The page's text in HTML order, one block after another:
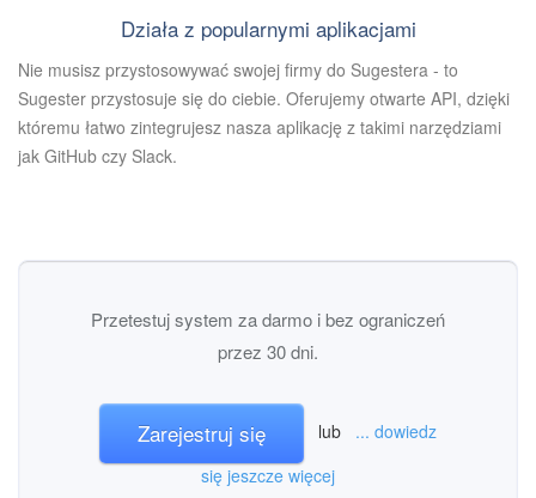
Działa z popularnymi aplikacjami
Nie musisz przystosowywać swojej firmy do Sugestera - to
Sugester przystosuje się do ciebie. Oferujemy otwarte API, dzięki
któremu łatwo zintegrujesz nasza aplikację z takimi narzędziami
jak GitHub czy Slack.
Przetestuj system za darmo i bez ograniczeń
przez 30 dni.
Zarejestruj się lub ... dowiedz
się jeszcze więcej